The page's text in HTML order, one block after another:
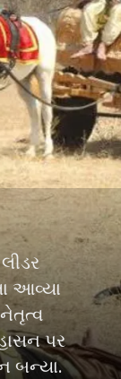
આવ્યા
પર
બન્યા.